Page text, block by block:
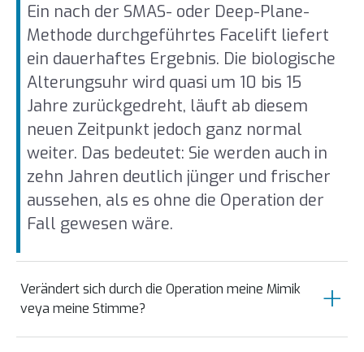
Ein nach der SMAS- oder Deep-Plane-
Methode durchgeführtes Facelift liefert
ein dauerhaftes Ergebnis. Die biologische
Alterungsuhr wird quasi um 10 bis 15
Jahre zurückgedreht, läuft ab diesem
neuen Zeitpunkt jedoch ganz normal
weiter. Das bedeutet: Sie werden auch in
zehn Jahren deutlich jünger und frischer
aussehen, als es ohne die Operation der
Fall gewesen wäre.
Verändert sich durch die Operation meine Mimik
veya meine Stimme?